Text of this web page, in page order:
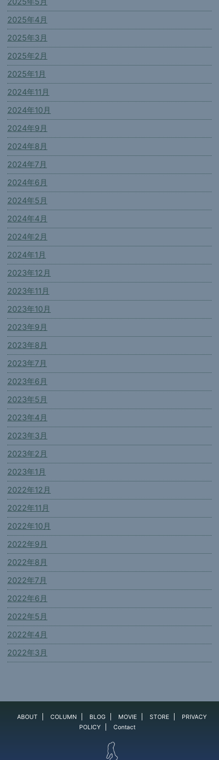
2025年4月
2025年3月
2025年2月
2025年1月
2024年11月
2024年10月
2024年9月
2024年8月
2024年7月
2024年6月
2024年5月
2024年4月
2024年2月
2024年1月
2023年12月
2023年11月
2023年10月
2023年9月
2023年8月
2023年7月
2023年6月
2023年5月
2023年4月
2023年3月
2023年2月
2023年1月
2022年12月
2022年11月
2022年10月
2022年9月
2022年8月
2022年7月
2022年6月
2022年5月
2022年4月
2022年3月
ABOUT COLUMN BLOG MOVIE STORE
PRIVACY
POLICY
Contact